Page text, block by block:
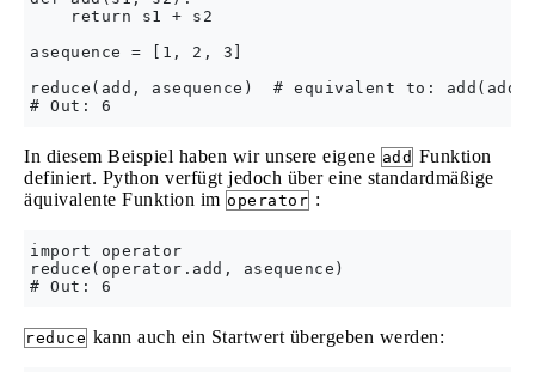
    return s1 + s2
asequence = [1, 2, 3]
reduce(add, asequence)  # equivalent to:
In diesem Beispiel haben wir unsere eigene add Funktion
definiert. Python verfügt jedoch über eine standardmäßige
äquivalente Funktion im operator :
import operator
reduce(operator.add, asequence)
reduce kann auch ein Startwert übergeben werden: